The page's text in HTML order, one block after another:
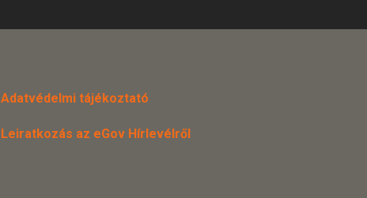
Adatvédelmi tájékoztató
Leiratkozás az eGov Hírlevélről